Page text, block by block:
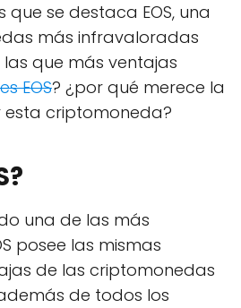
se destaca EOS, una
más infravaloradas
que más ventajas
EOS? ¿por qué merece la
criptomoneda?
una de las más
posee las mismas
de las criptomonedas
de todos los